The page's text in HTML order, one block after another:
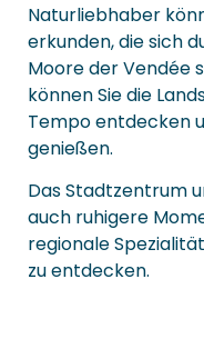
Naturliebhaber
erkunden, die sich
Moore der Vendée
können Sie die
Tempo entdecken
genießen.
Das Stadtzentrum
auch ruhigere
regionale
zu entdecken.